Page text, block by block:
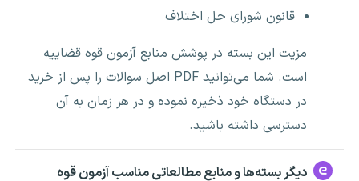
قانون شورای حل اختلاف
مزیت این بسته در پوشش منابع آزمون قوه قضاییه
است. شما می‌توانید PDF
اصل سوالات را پس از خرید
در دستگاه خود ذخیره نموده و در هر زمان به آن
دسترسی داشته باشید.
دیگر بسته‌ها و منابع مطالعاتی مناسب آزمون قوه